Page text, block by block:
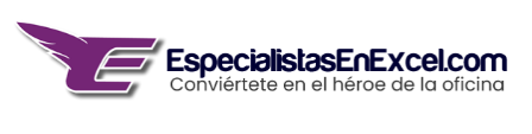
content